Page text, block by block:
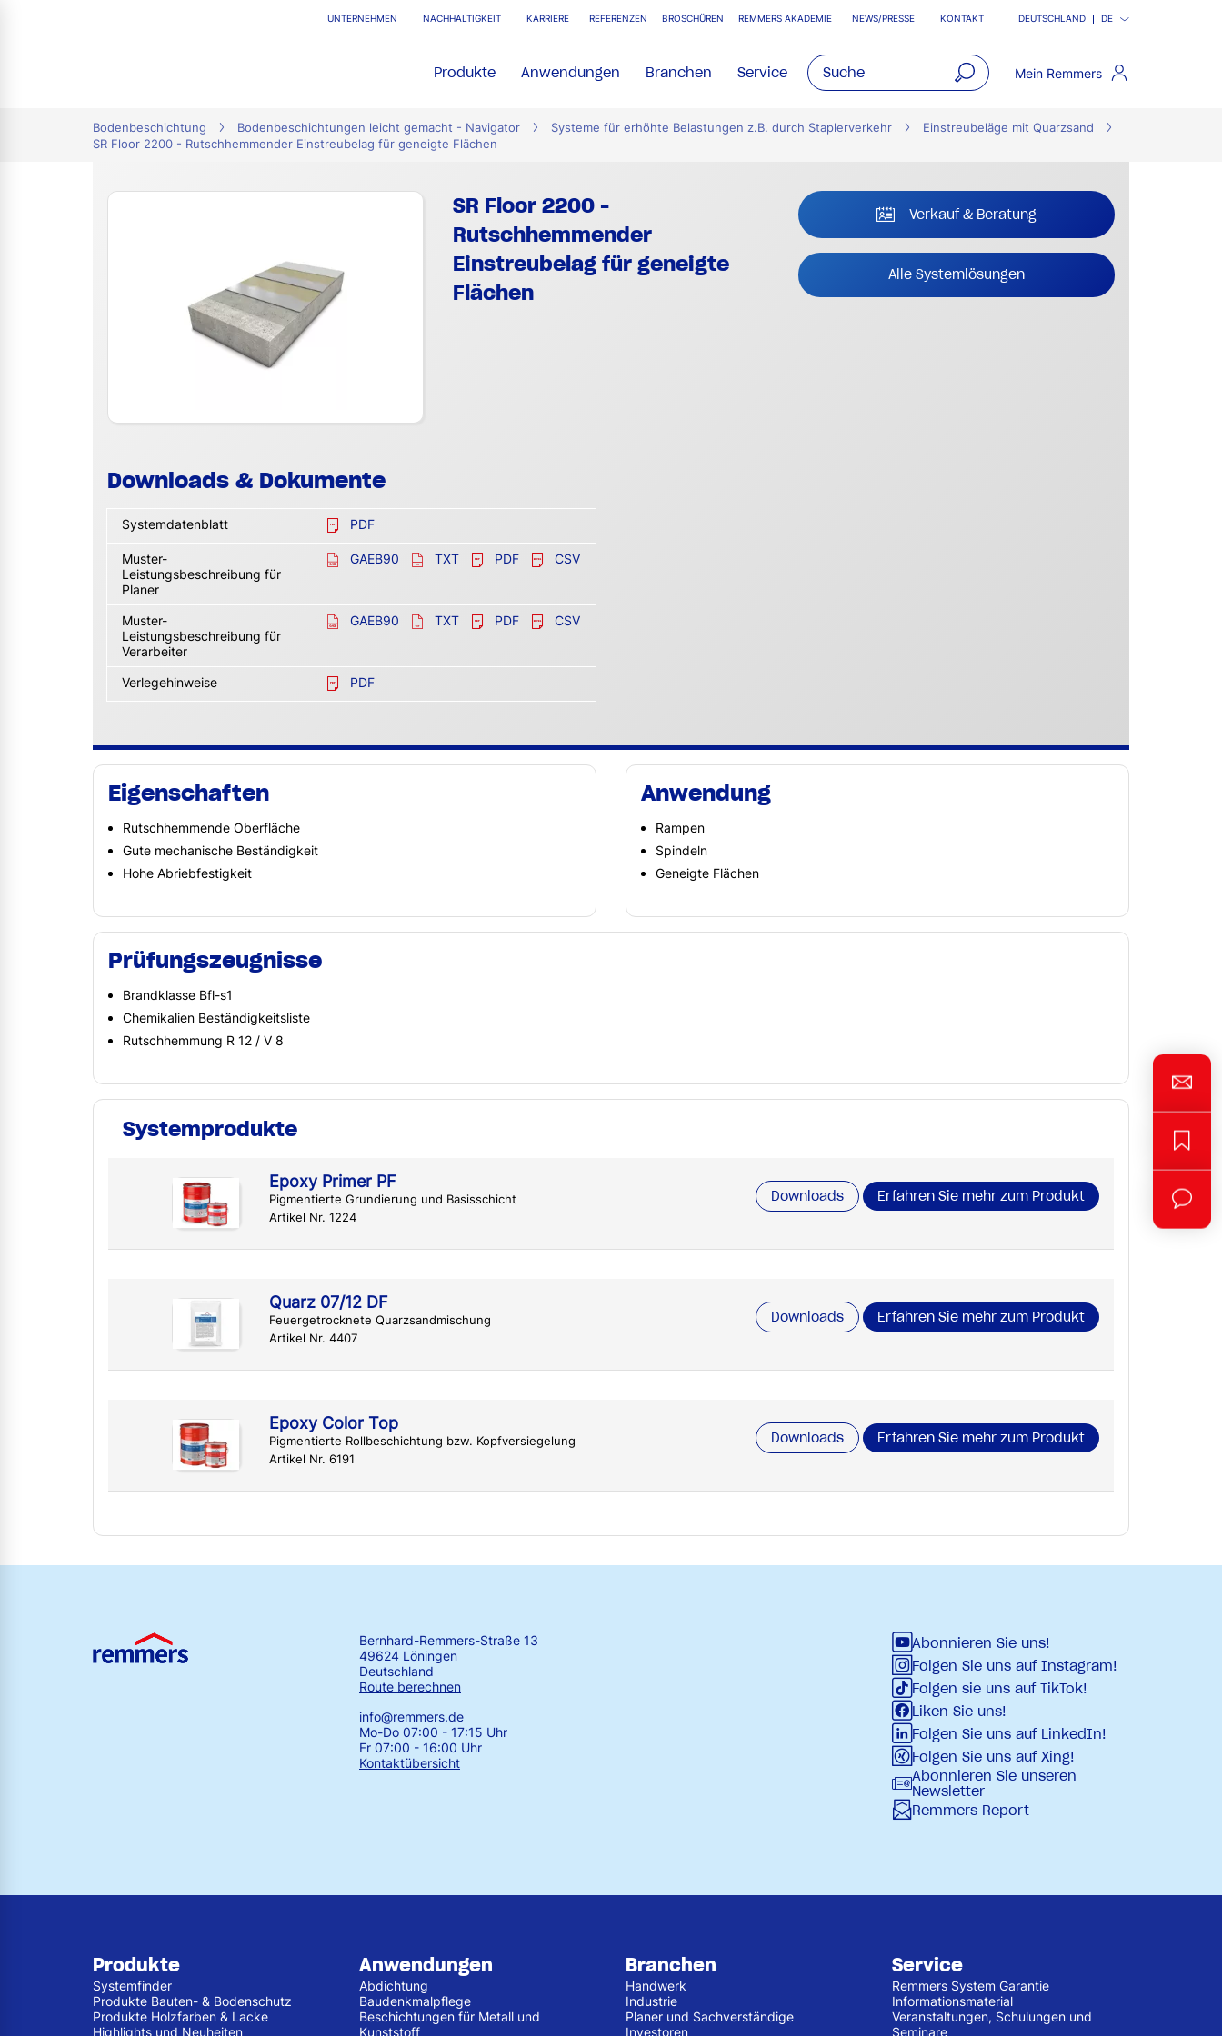
UNTERNEHMEN NACHHALTIGKEIT KARRIERE REFERENZEN BROSCHÜREN REMMERS AKADEMIE NEWS/PRESSE KONTAKT DEUTSCHLAND DE
Produkte Anwendungen Branchen Service Mein Remmers
Bodenbeschichtung Bodenbeschichtungen leicht gemacht - Navigator Systeme für erhöhte Belastungen z.B. durch Staplerverkehr
Einstreubeläge mit Quarzsand
SR Floor 2200 - Rutschhemmender Einstreubelag für geneigte Flächen
SR Floor 2200 -
Rutschhemmender
Einstreubelag für geneigte
Flächen
Downloads & Dokumente
Systemdatenblatt PDF
Muster-
Leistungsbeschreibung für
Planer
GAEB90 TXT PDF CSV
Muster-
Leistungsbeschreibung für
Verarbeiter
GAEB90 TXT PDF CSV
Verlegehinweise PDF
Verkauf & Beratung
Alle Systemlösungen
Eigenschaften
Rutschhemmende Oberfläche
Gute mechanische Beständigkeit
Hohe Abriebfestigkeit
Anwendung
Rampen
Spindeln
Geneigte Flächen
Prüfungszeugnisse
Brandklasse Bfl-s1
Chemikalien Beständigkeitsliste
Rutschhemmung R 12 / V 8
Systemprodukte
Epoxy Primer PF
Pigmentierte Grundierung und Basisschicht
Artikel Nr. 1224
Downloads Erfahren Sie mehr zum Produkt
Quarz 07/12 DF
Feuergetrocknete Quarzsandmischung
Artikel Nr. 4407
Downloads Erfahren Sie mehr zum Produkt
Epoxy Color Top
Pigmentierte Rollbeschichtung bzw. Kopfversiegelung
Artikel Nr. 6191
Downloads Erfahren Sie mehr zum Produkt
Bernhard-Remmers-Straße 13
49624 Löningen
Deutschland
Route berechnen
info@remmers.de
Mo-Do 07:00 - 17:15 Uhr
Fr 07:00 - 16:00 Uhr
Kontaktübersicht
Abonnieren Sie uns!
Folgen Sie uns auf Instagram!
Folgen sie uns auf TikTok!
Liken Sie uns!
Folgen Sie uns auf LinkedIn!
Folgen Sie uns auf Xing!
Abonnieren Sie unseren
Newsletter
Remmers Report
Produkte
Systemfinder
Produkte Bauten- & Bodenschutz
Produkte Holzfarben & Lacke
Highlights und Neuheiten
Anwendungen
Abdichtung
Baudenkmalpflege
Beschichtungen für Metall und
Kunststoff
Branchen
Handwerk
Industrie
Planer und Sachverständige
Investoren
Service
Remmers System Garantie
Informationsmaterial
Veranstaltungen, Schulungen und
Seminare